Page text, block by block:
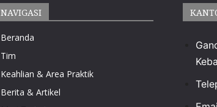
NAVIGASI
Beranda
Tim
Keahlian & Area Praktik
Berita & Artikel